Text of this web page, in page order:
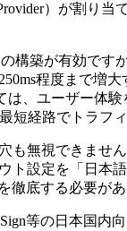
）が割
構築が有効で
程度まで
、ユーザー体
短経路でトラフ
も無視できま
ト設定を「日
徹底する必要があ
等の日本国内